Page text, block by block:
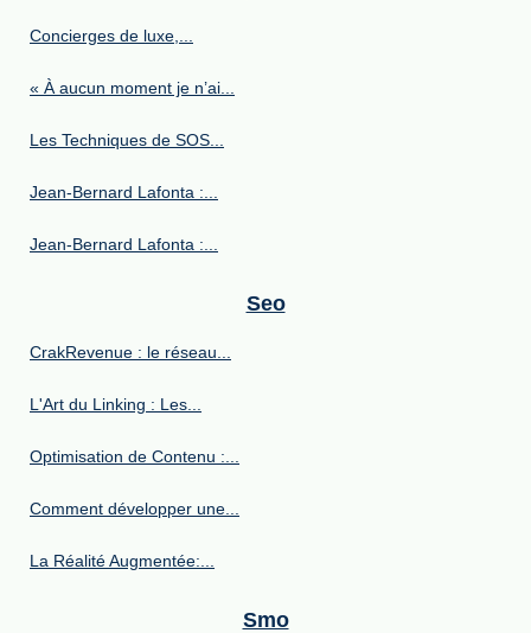
Concierges de luxe,...
« À aucun moment je n’ai...
Les Techniques de SOS...
Jean-Bernard Lafonta :...
Jean-Bernard Lafonta :...
Seo
CrakRevenue : le réseau...
L'Art du Linking : Les...
Optimisation de Contenu :...
Comment développer une...
La Réalité Augmentée:...
Smo